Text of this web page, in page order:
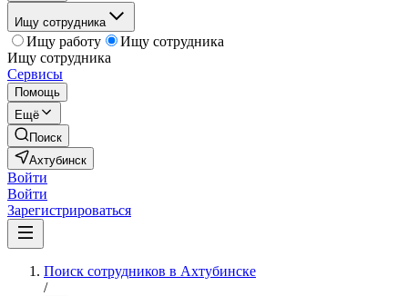
Ищу сотрудника
Ищу работу
Ищу сотрудника
Ищу сотрудника
Сервисы
Помощь
Ещё
Поиск
Ахтубинск
Войти
Войти
Зарегистрироваться
Поиск сотрудников в Ахтубинске
/